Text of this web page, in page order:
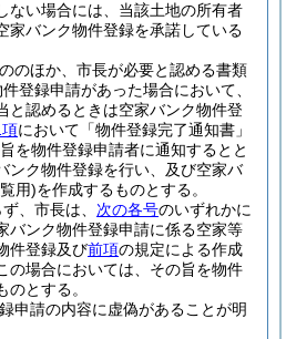
ない場合には、当該土地の所有者
家バンク物件登録を承諾している
のほか、市長が必要と認める書類
登録申請があった場合において、
と認めるときは空家バンク物件登
において「物件登録完了通知書」
を物件登録申請者に通知するとと
ンク物件登録を行い、及び空家バ
用)を作成するものとする。
、市長は、 次の各号のいずれかに
バンク物件登録申請に係る空家等
件登録及び前項の規定による作成
の場合においては、その旨を物件
とする。
申請の内容に虚偽があることが明